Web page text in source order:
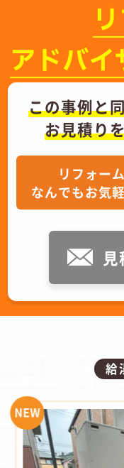
アドバイ
この事例と
お見積り
リフォー
なんでもお気
給
NEW